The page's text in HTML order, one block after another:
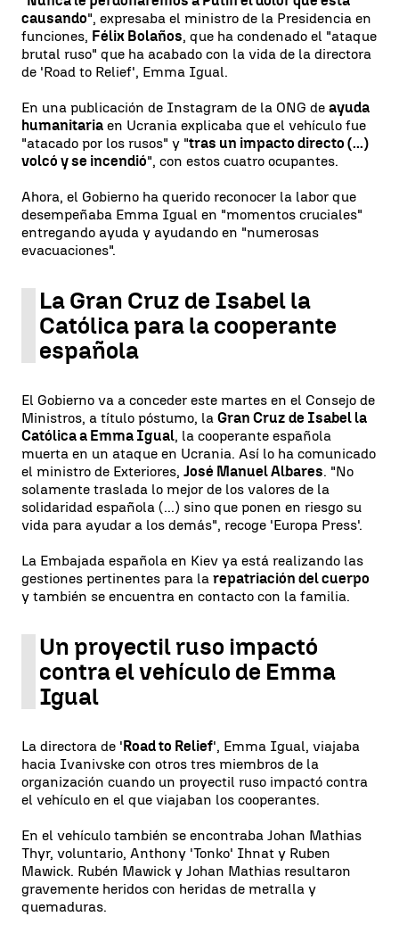
causando", expresaba el ministro de la Presidencia en
funciones, Félix Bolaños, que ha condenado el "ataque
brutal ruso" que ha acabado con la vida de la directora
de 'Road to Relief', Emma Igual.
En una publicación de Instagram de la ONG de ayuda
humanitaria en Ucrania explicaba que el vehículo fue
"atacado por los rusos" y "tras un impacto directo (...)
volcó y se incendió", con estos cuatro ocupantes.
Ahora, el Gobierno ha querido reconocer la labor que
desempeñaba Emma Igual en "momentos cruciales"
entregando ayuda y ayudando en "numerosas
evacuaciones".
La Gran Cruz de Isabel la
Católica para la cooperante
española
El Gobierno va a conceder este martes en el Consejo de
Ministros, a título póstumo, la Gran Cruz de Isabel la
Católica a Emma Igual, la cooperante española
muerta en un ataque en Ucrania. Así lo ha comunicado
el ministro de Exteriores, José Manuel Albares. "No
solamente traslada lo mejor de los valores de la
solidaridad española (...) sino que ponen en riesgo su
vida para ayudar a los demás", recoge 'Europa Press'.
La Embajada española en Kiev ya está realizando las
gestiones pertinentes para la repatriación del cuerpo
y también se encuentra en contacto con la familia.
Un proyectil ruso impactó
contra el vehículo de Emma
Igual
La directora de 'Road to Relief', Emma Igual, viajaba
hacia Ivanivske con otros tres miembros de la
organización cuando un proyectil ruso impactó contra
el vehículo en el que viajaban los cooperantes.
En el vehículo también se encontraba Johan Mathias
Thyr, voluntario, Anthony 'Tonko' Ihnat y Ruben
Mawick. Rubén Mawick y Johan Mathias resultaron
gravemente heridos con heridas de metralla y
quemaduras.